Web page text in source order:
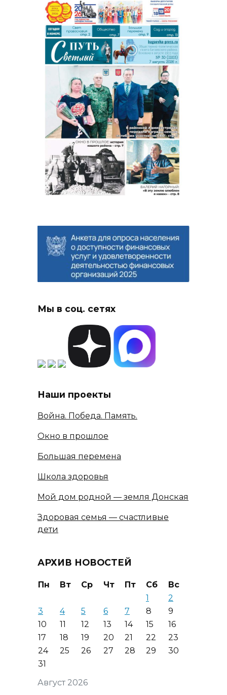
Мы в соц. сетях
Наши проекты
Война. Победа. Память.
Окно в прошлое
Большая перемена
Школа здоровья
Мой дом родной — земля Донская
Здоровая семья — счастливые
дети
АРХИВ НОВОСТЕЙ
Август 2026
Пн Вт Ср Чт Пт Сб
Вс
1
2
3
4 5 6 7 8
9
10
11 12 13 14 15
16
17
18 19 20 21 22
23
24
25 26 27 28 29
30
31